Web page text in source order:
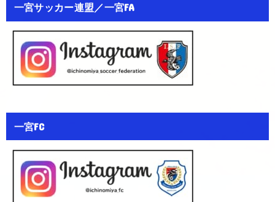
一宮サッカー連盟／一宮FA
一宮FC